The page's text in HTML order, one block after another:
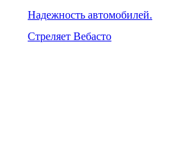
Надежность автомобилей.
Стреляет Вебасто